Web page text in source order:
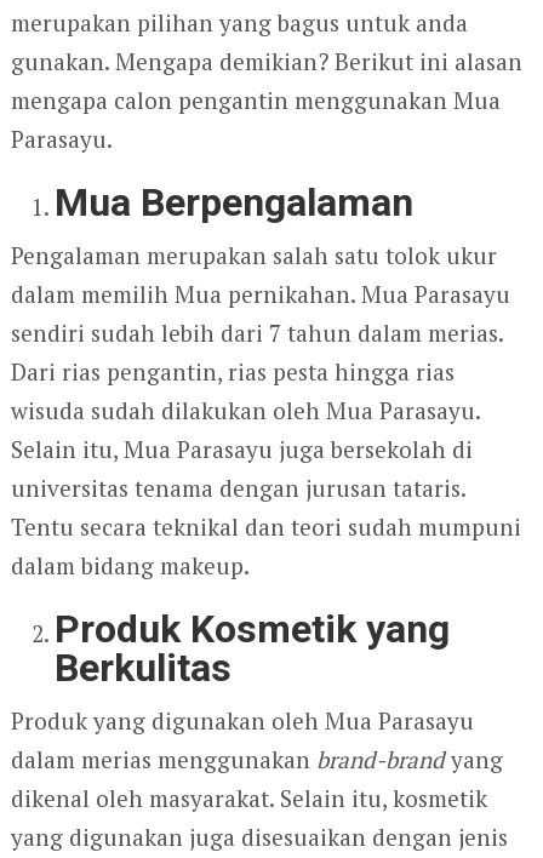
merupakan pilihan yang bagus untuk anda
gunakan. Mengapa demikian? Berikut ini alasan
mengapa calon pengantin menggunakan Mua
Parasayu.
Mua Berpengalaman
Pengalaman merupakan salah satu tolok ukur
dalam memilih Mua pernikahan. Mua Parasayu
sendiri sudah lebih dari 7 tahun dalam merias.
Dari rias pengantin, rias pesta hingga rias
wisuda sudah dilakukan oleh Mua Parasayu.
Selain itu, Mua Parasayu juga bersekolah di
universitas tenama dengan jurusan tataris.
Tentu secara teknikal dan teori sudah mumpuni
dalam bidang makeup.
Produk Kosmetik yang
Berkulitas
Produk yang digunakan oleh Mua Parasayu
dalam merias menggunakan brand-brandyang
dikenal oleh masyarakat. Selain itu, kosmetik
yang digunakan juga disesuaikan dengan jenis